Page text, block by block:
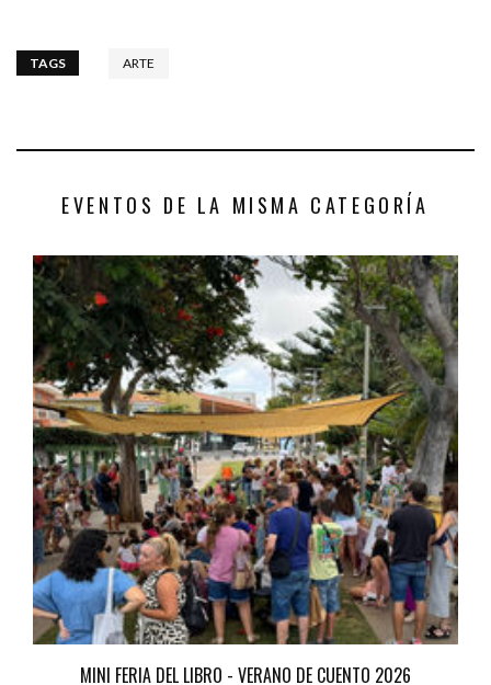
TAGS ARTE
EVENTOS DE LA MISMA CATEGORÍA
MINI FERIA DEL LIBRO - VERANO DE CUENTO 2026